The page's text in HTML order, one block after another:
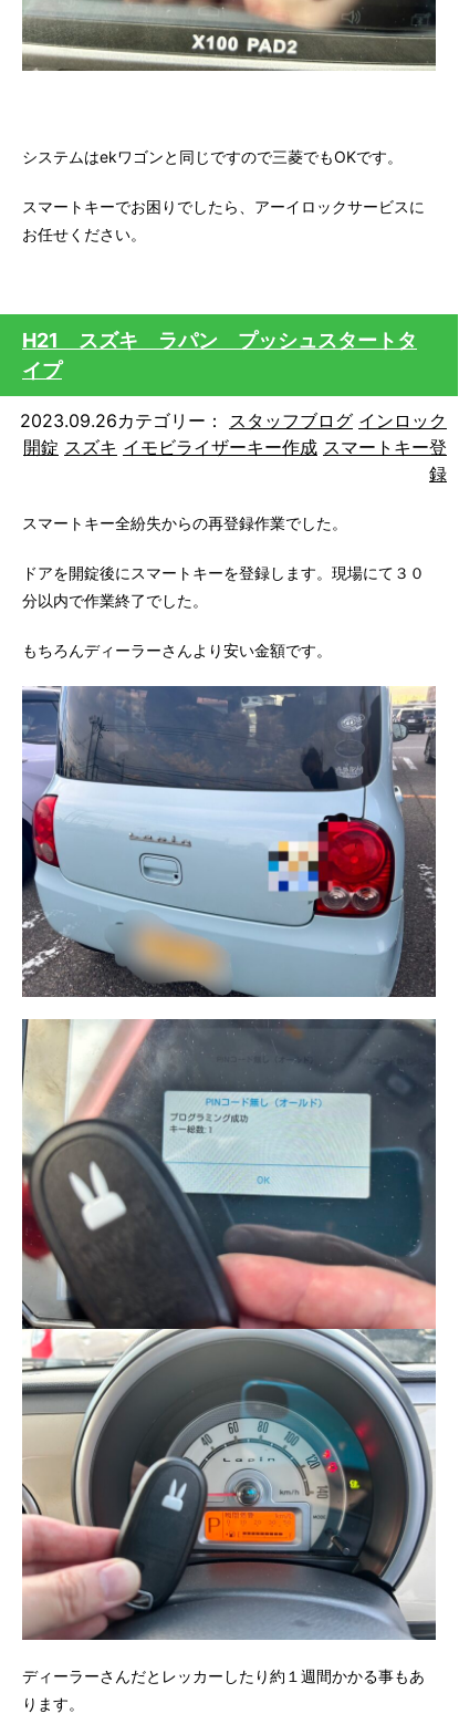
システムはekワゴンと同じですので三菱でもOKです。
スマートキーでお困りでしたら、アーイロックサービスに
お任せください。
H21 スズキ ラパン プッシュスタートタ
イプ
2023.09.26カテゴリー： スタッフブログ インロック
開錠 スズキ イモビライザーキー作成 スマートキー登
録
スマートキー全紛失からの再登録作業でした。
ドアを開錠後にスマートキーを登録します。現場にて３０
分以内で作業終了でした。
もちろんディーラーさんより安い金額です。
ディーラーさんだとレッカーしたり約１週間かかる事もあ
ります。